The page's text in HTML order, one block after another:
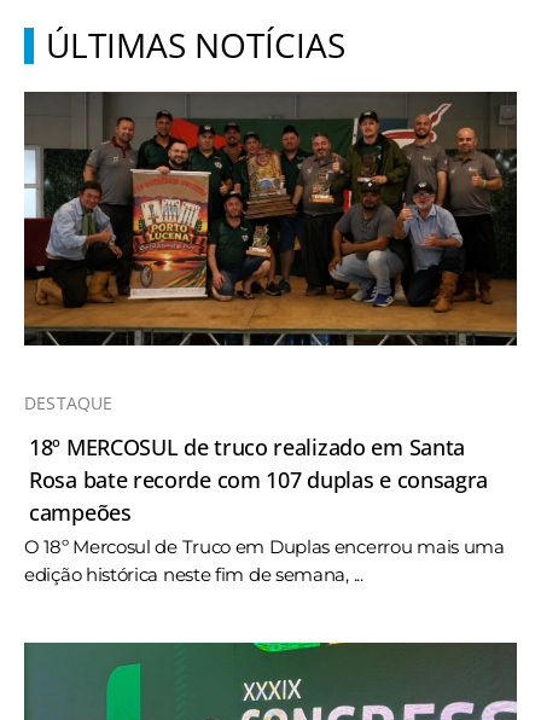
ÚLTIMAS NOTÍCIAS
DESTAQUE
18º MERCOSUL de truco realizado em Santa
Rosa bate recorde com 107 duplas e consagra
campeões
O 18º Mercosul de Truco em Duplas encerrou mais uma
edição histórica neste fim de semana, ...